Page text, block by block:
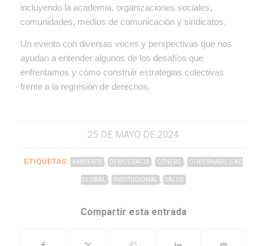
incluyendo la academia, organizaciones sociales,
comunidades, medios de comunicación y sindicatos.
Un evento con diversas voces y perspectivas que nos
ayudan a entender algunos de los desafíos que
enfrentamos y cómo construir estrategias colectivas
frente a la regresión de derechos.
25 DE MAYO DE 2024
ETIQUETAS: AMBIENTE , DEMOCRACIA , GÉNERO , GOBERNABILIDAD
GLOBAL , INSTITUCIONAL , SALUD
Compartir esta entrada